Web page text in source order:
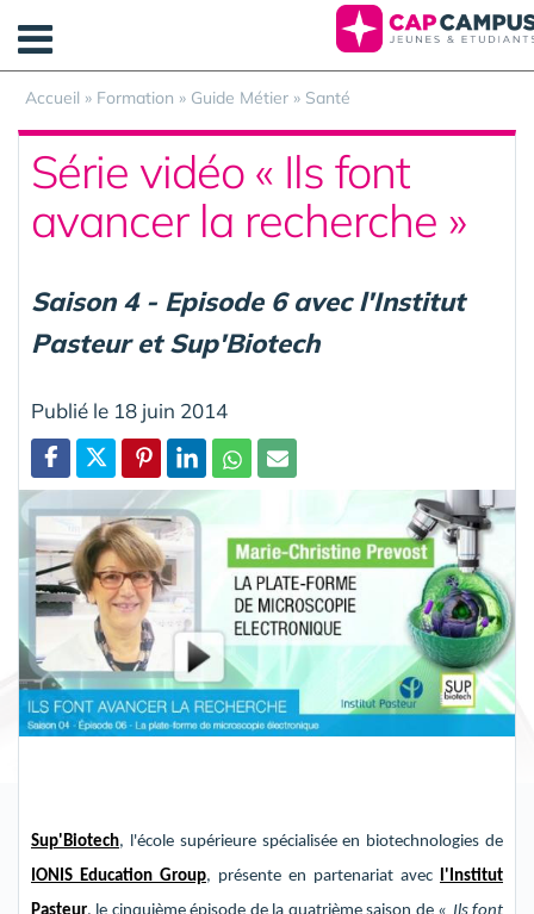
Accueil » Formation » Guide Métier » Santé
Série vidéo « Ils font
avancer la recherche »
Saison 4 - Episode 6 avec l'Institut
Pasteur et Sup'Biotech
Publié le 18 juin 2014
Partager
Sup'Biotech, l'école supérieure spécialisée en biotechnologies de
IONIS Education Group, présente en partenariat avec
l'Institut